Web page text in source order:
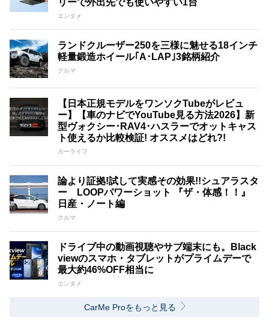
リーで外出先でも使いやすい1台
エンタメ
ランドクルーザー250を三様に魅せる18インチ
軽量鍛造ホイール｢A･LAP｣3銘柄紹介
クルマ
【日本正規モデルをワンソクTubeがレビュ
ー】【車のナビでYouTube見る方法2026】新
型ヴォクシー･RAV4･ハスラーでオットキャス
ト使えるか比較検証! オススメはどれ?!
カーライフ
論より証拠!試して実感その効果!!シュアラスタ
ー LOOPパワーショット 『ザ・体感！！』
日産・ノート編
クルマ
ドライブ中の動画視聴やサブ端末にも。Black
viewのスマホ・タブレットがプライムデーで
最大約46%OFF相当に
エンタメ
CarMe Proをもっと見る